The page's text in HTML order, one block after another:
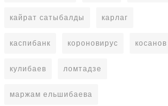
кайрат сатыбалды карлаг
каспибанк короновирус косанов
кулибаев ломтадзе
маржам ельшибаева